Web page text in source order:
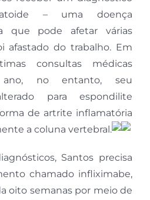
– uma doença
que pode afetar várias
afastado do trabalho. Em
consultas médicas
ano, no entanto, seu
para espondilite
de artrite inflamatória
a coluna vertebral.
Santos precisa
chamado infliximabe,
oito semanas por meio de